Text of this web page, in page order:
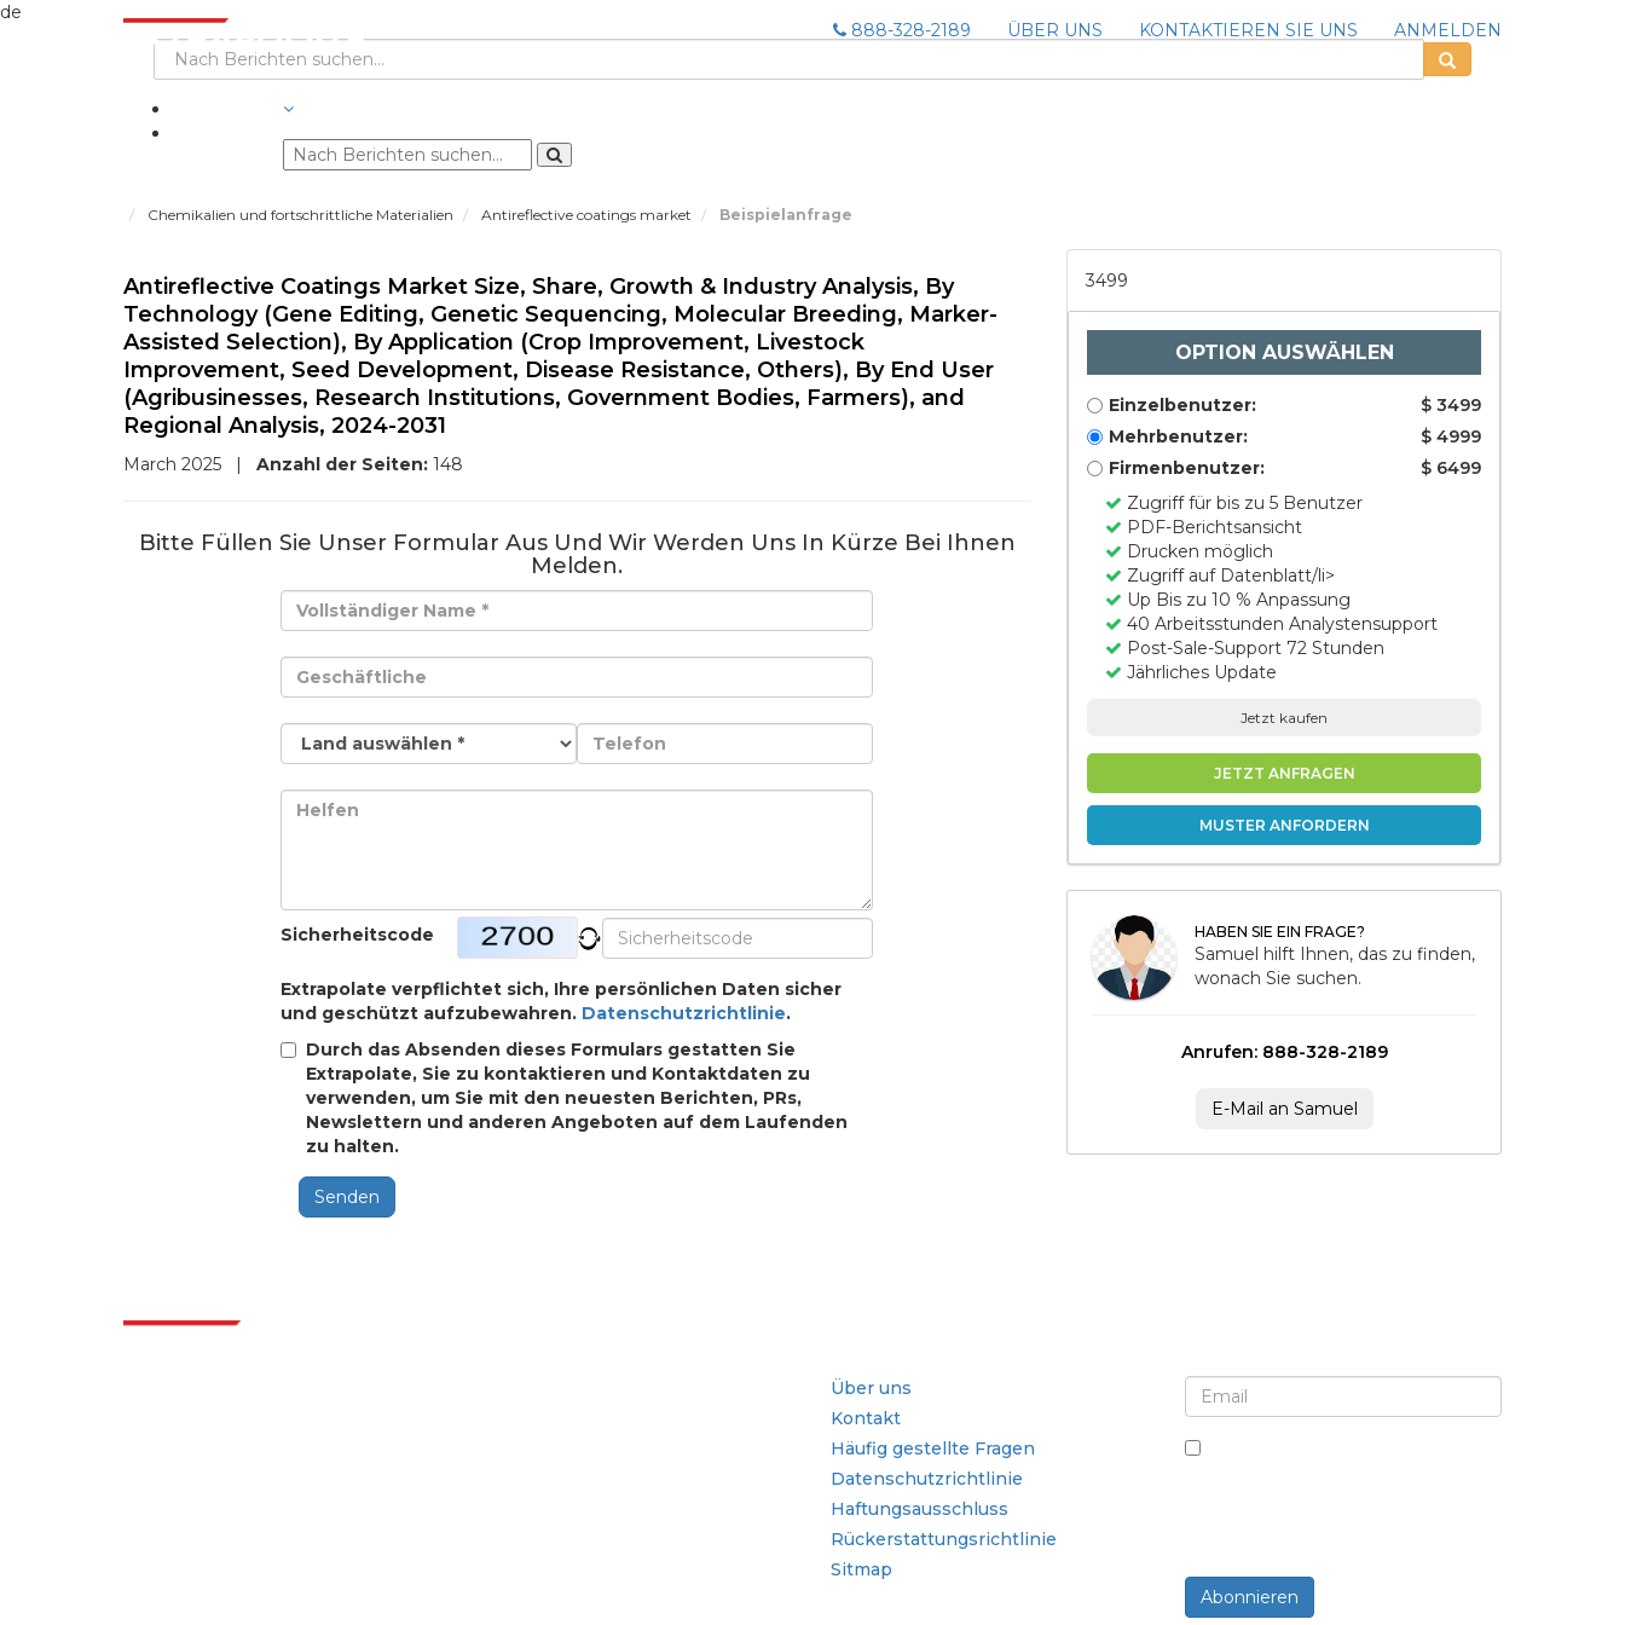
de
888-328-2189
ÜBER UNS KONTAKTIEREN SIE UNS ANMELDEN
Chemikalien und fortschrittliche Materialien Antireflective coatings market Beispielanfrage
Antireflective Coatings Market Size, Share, Growth & Industry Analysis, By
Technology (Gene Editing, Genetic Sequencing, Molecular Breeding, Marker-
Assisted Selection), By Application (Crop Improvement, Livestock
Improvement, Seed Development, Disease Resistance, Others), By End User
(Agribusinesses, Research Institutions, Government Bodies, Farmers), and
Regional Analysis, 2024-2031
March 2025 | Anzahl der Seiten: 148
Bitte Füllen Sie Unser Formular Aus Und Wir Werden Uns In Kürze Bei Ihnen
Melden.
Sicherheitscode
Extrapolate verpflichtet sich, Ihre persönlichen Daten sicher
und geschützt aufzubewahren. Datenschutzrichtlinie.
Durch das Absenden dieses Formulars gestatten Sie
Extrapolate, Sie zu kontaktieren und Kontaktdaten zu
verwenden, um Sie mit den neuesten Berichten, PRs,
Newslettern und anderen Angeboten auf dem Laufenden
zu halten.
Senden
3499
OPTION AUSWÄHLEN
Einzelbenutzer:
$ 3499
Mehrbenutzer:
$ 4999
Firmenbenutzer:
$ 6499
Zugriff für bis zu 5 Benutzer
PDF-Berichtsansicht
Drucken möglich
Zugriff auf Datenblatt/li>
Up Bis zu 10 % Anpassung
40 Arbeitsstunden Analystensupport
Post-Sale-Support 72 Stunden
Jährliches Update
Jetzt kaufen
JETZT ANFRAGEN
MUSTER ANFORDERN
HABEN SIE EIN FRAGE?
Samuel hilft Ihnen, das zu finden,
wonach Sie suchen.
Anrufen: 888-328-2189
E-Mail an Samuel
Über uns
Kontakt
Häufig gestellte Fragen
Datenschutzrichtlinie
Haftungsausschluss
Rückerstattungsrichtlinie
Sitmap
Abonnieren